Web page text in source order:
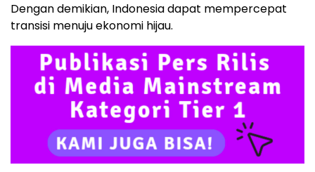
Dengan demikian, Indonesia dapat mempercepat
transisi menuju ekonomi hijau.